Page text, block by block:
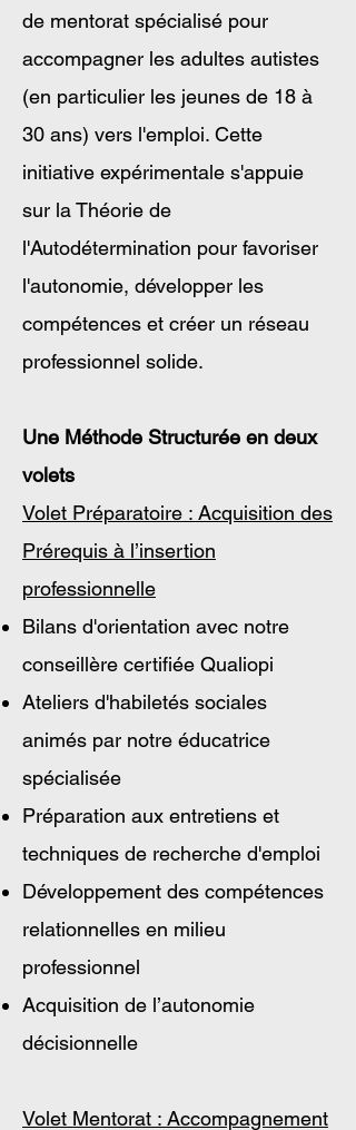
de mentorat spécialisé pour
accompagner les adultes autistes
(en particulier les jeunes de 18 à
30 ans) vers l'emploi. Cette
initiative expérimentale s'appuie
sur la Théorie de
l'Autodétermination pour favoriser
l'autonomie, développer les
compétences et créer un réseau
professionnel solide.
Une Méthode Structurée en deux
volets
Volet Préparatoire : Acquisition des
Prérequis à l’insertion
professionnelle
Bilans d'orientation avec notre
conseillère certifiée Qualiopi
Ateliers d'habiletés sociales
animés par notre éducatrice
spécialisée
Préparation aux entretiens et
techniques de recherche d'emploi
Développement des compétences
relationnelles en milieu
professionnel
Acquisition de l’autonomie
décisionnelle
Volet Mentorat : Accompagnement